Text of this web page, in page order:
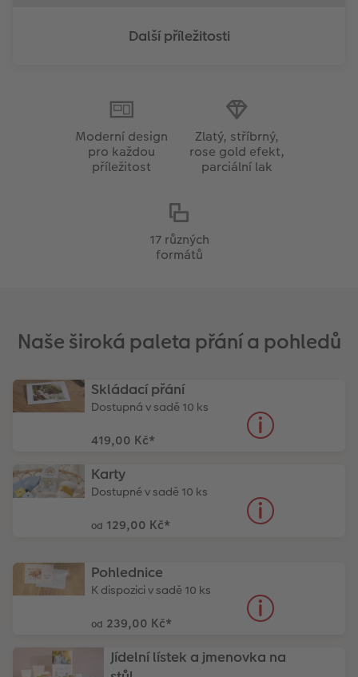
Další příležitosti
Moderní design
pro každou
příležitost
Zlatý, stříbrný,
rose gold efekt,
parciální lak
17 různých
formátů
Naše široká paleta přání a pohledů
Skládací přání
Dostupná v sadě 10 ks
419,00 Kč*
Karty
Dostupné v sadě 10 ks
od 129,00 Kč*
Pohlednice
K dispozici v sadě 10 ks
od 239,00 Kč*
Jídelní lístek a jmenovka na